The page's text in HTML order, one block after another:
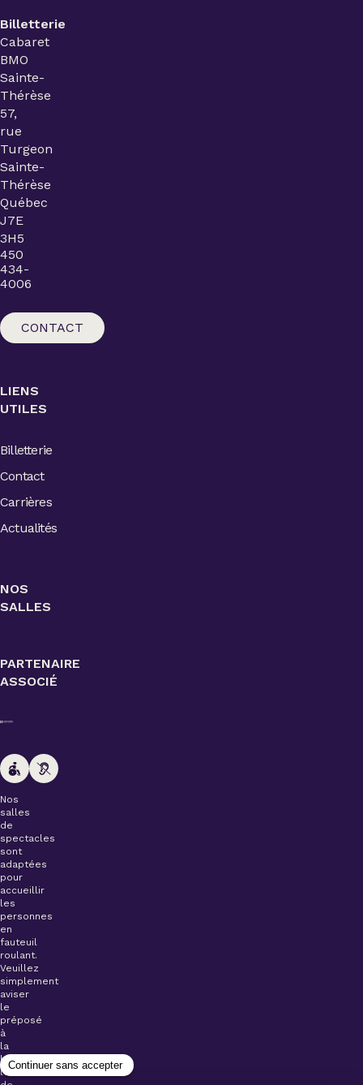
Billetterie
Cabaret
BMO
Sainte-
Thérèse
57,
rue
Turgeon
Sainte-
Thérèse
Québec
J7E
3H5
450
434-
4006
CONTACT
LIENS
UTILES
Billetterie
Contact
Carrières
Actualités
NOS
SALLES
PARTENAIRE
ASSOCIÉ
Nos
salles
de
spectacles
sont
adaptées
pour
accueillir
les
personnes
en
fauteuil
roulant.
Veuillez
simplement
aviser
le
préposé
à
la
billetterie
lors